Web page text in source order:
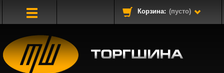
Корзина: (пусто)